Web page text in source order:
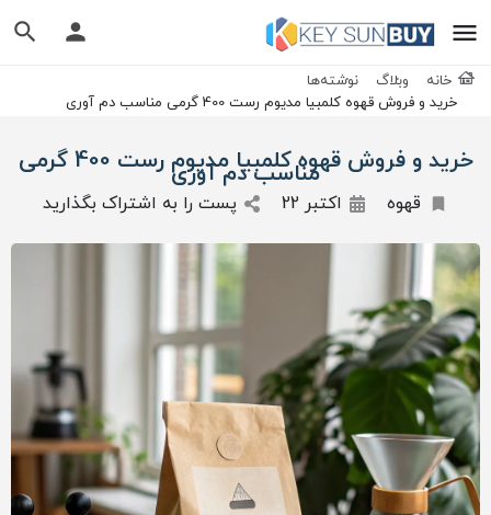
خانه وبلاگ
نوشته‌ها
خرید و فروش قهوه کلمبیا مدیوم رست 400 گرمی مناسب دم آوری
خرید و فروش قهوه کلمبیا مدیوم رست 400 گرمی مناسب دم آوری
قهوه اکتبر 22 پست را به اشتراک بگذارید